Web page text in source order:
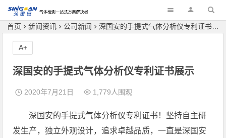
深国安
首页 新闻资讯 公司新闻 深国安的手提式气体分析仪专利证书展示
深国安的手提式气体分析仪专利证书展示
2020年7月21日 1,779人围观
深国安的手提式气体分析仪专利证书！坚持自主研
发生产，独立外观设计，追求卓越品质，一直是深国安
A+